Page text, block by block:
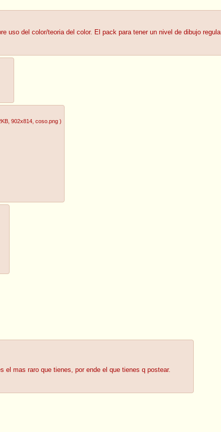
uso del color/teoria del color. El pack para tener un nivel de dibujo
, 902x814 , coso.png )
mas raro que tienes, por ende el que tienes q postear.